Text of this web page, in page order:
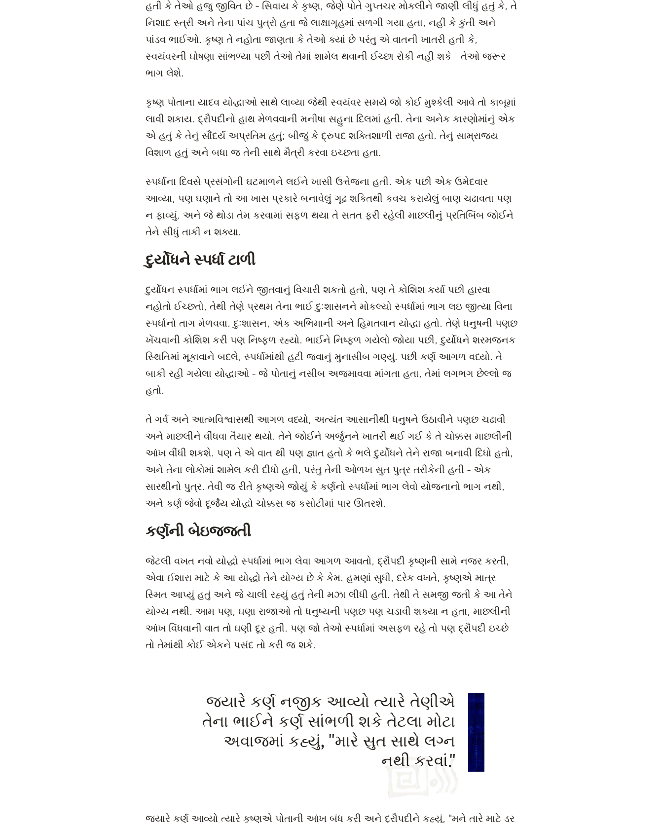
હતી કે તેઓ હજુ જીવિત છે - સિવાય કે કૃષ્ણ, જેણે પોતે ગુપ્તચર મોકલીને જાણી લીધું હતું કે, તે
નિશાદ સ્ત્રી અને તેના પાંચ પુત્રો હતા જે લાક્ષાગૃહમાં સળગી ગયા હતા, નહીં કે કુંતી અને
પાંડવ ભાઈઓ. કૃષ્ણ તે નહોતા જાણતા કે તેઓ ક્યાં છે પરંતુ એ વાતની ખાતરી હતી કે,
સ્વયંવરની ઘોષણા સાંભળ્યા પછી તેઓ તેમાં શામેલ થવાની ઈચ્છા રોકી નહીં શકે - તેઓ જરૂર
ભાગ લેશે.
કૃષ્ણ પોતાના યાદવ યોદ્ધાઓ સાથે લાવ્યા જેથી સ્વયંવર સમયે જો કોઈ મુશ્કેલી આવે તો કાબૂમાં
લાવી શકાય. દ્રૌપદીનો હાથ મેળવવાની મનીષા સહુના દિલમાં હતી. તેના અનેક કારણોમાંનું એક
એ હતું કે તેનું સૌંદર્ય અપ્રતિમ હતું; બીજું કે દ્રુપદ શક્તિશાળી રાજા હતો. તેનું સામ્રાજ્ય
વિશાળ હતું અને બધા જ તેની સાથે મૈત્રી કરવા ઇચ્છતા હતા.
સ્પર્ધાના દિવસે પ્રસંગોની ઘટમાળને લઈને ખાસી ઉત્તેજના હતી. એક પછી એક ઉમેદવાર
આવ્યા, પણ ઘણાને તો આ ખાસ પ્રકારે બનાવેલું ગૂઢ શક્તિથી કવચ કરાયેલું બાણ ચઢાવતા પણ
ન ફાવ્યું. અને જે થોડા તેમ કરવામાં સફળ થયા તે સતત ફરી રહેલી માછલીનું પ્રતિબિંબ જોઈને
તેને સીધું તાકી ન શક્યા.
દુર્યોધને સ્પર્ધા ટાળી
દુર્યોધન સ્પર્ધામાં ભાગ લઈને જીતવાનું વિચારી શકતો હતો, પણ તે કોશિશ કર્યા પછી હારવા
નહોતો ઈચ્છતો, તેથી તેણે પ્રથમ તેના ભાઈ દુઃશાસનને મોકલ્યો સ્પર્ધામાં ભાગ લઇ જીત્યા વિના
સ્પર્ધાનો તાગ મેળવવા. દુઃશાસન, એક અભિમાની અને હિમતવાન યોદ્ધા હતો. તેણે ધનુષની પણછ
ખેંચવાની કોશિશ કરી પણ નિષ્ફળ રહ્યો. ભાઈને નિષ્ફળ ગયેલો જોયા પછી, દુર્યોધને શરમજનક
સ્થિતિમાં મૂકાવાને બદલે, સ્પર્ધામાંથી હટી જવાનું મુનાસીબ ગણ્યું. પછી કર્ણ આગળ વધ્યો. તે
બાકી રહી ગયેલા યોદ્ધાઓ - જે પોતાનું નસીબ અજમાવવા માંગતા હતા, તેમાં લગભગ છેલ્લો જ
હતો.
તે ગર્વ અને આત્મવિશ્વાસથી આગળ વધ્યો, અત્યંત આસાનીથી ધનુષને ઉઠાવીને પણછ ચઢાવી
અને માછલીને વીંધવા તૈયાર થયો. તેને જોઈને અર્જુનને ખાતરી થઈ ગઈ કે તે ચોક્કસ માછલીની
આંખ વીંધી શકશે. પણ તે એ વાત થી પણ જ્ઞાત હતો કે ભલે દુર્યોધને તેને રાજા બનાવી દિધો હતો,
અને તેના લોકોમાં શામેલ કરી દીધો હતી, પરંતુ તેની ઓળખ સુત પુત્ર તરીકેની હતી - એક
સારથીનો પુત્ર. તેવી જ રીતે કૃષ્ણએ જોયું કે કર્ણનો સ્પર્ધામાં ભાગ લેવો યોજનાનો ભાગ નથી,
અને કર્ણ જેવો દૂર્જેય યોદ્ધો ચોક્કસ જ કસોટીમાં પાર ઊતરશે.
કર્ણની બેઇજ્જતી
જેટલી વખત નવો યોદ્ધો સ્પર્ધામાં ભાગ લેવા આગળ આવતો, દ્રૌપદી કૃષ્ણની સામે નજર કરતી,
એવા ઈશારા માટે કે આ યોદ્ધો તેને યોગ્ય છે કે કેમ. હમણાં સુધી, દરેક વખતે, કૃષ્ણએ માત્ર
સ્મિત આપ્યું હતું અને જે ચાલી રહ્યું હતું તેની મઝા લીધી હતી. તેથી તે સમજી જતી કે આ તેને
યોગ્ય નથી. આમ પણ, ઘણા રાજાઓ તો ધનુષ્યની પણછ પણ ચડાવી શક્યા ન હતા, માછલીની
આંખ વિંધવાની વાત તો ઘણી દૂર હતી. પણ જો તેઓ સ્પર્ધામાં અસફળ રહે તો પણ દ્રૌપદી ઇચ્છે
તો તેમાંથી કોઈ એકને પસંદ તો કરી જ શકે.
જ્યારે કર્ણ નજીક આવ્યો ત્યારે તેણીએ
તેના ભાઈને કર્ણ સાંભળી શકે તેટલા મોટા
અવાજમાં કહ્યું, "મારે સુત સાથે લગ્ન
નથી કરવાં."
જ્યારે કર્ણ આવ્યો ત્યારે કૃષ્ણએ પોતાની આંખ બંધ કરી અને દ્રૌપદીને કહ્યું, "મને તારે માટે ડર